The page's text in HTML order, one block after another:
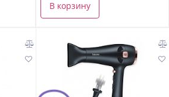
В корзину